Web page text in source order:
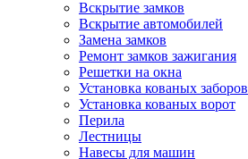
Вскрытие замков
Вскрытие автомобилей
Замена замков
Ремонт замков зажигания
Решетки на окна
Установка кованых заборов
Установка кованых ворот
Перила
Лестницы
Навесы для машин